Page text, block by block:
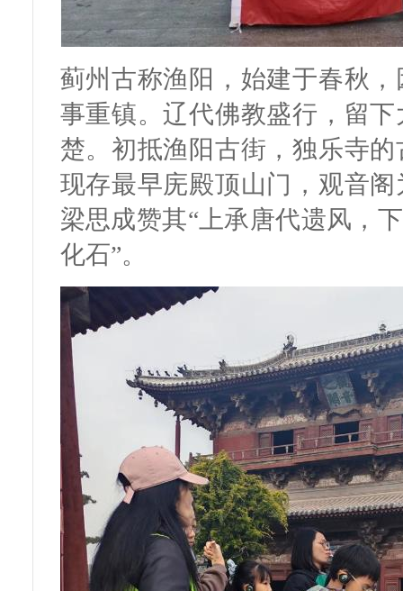
蓟州古称渔阳，始建于春秋
事重镇。辽代佛教盛行，留
楚。初抵渔阳古街，独乐寺
现存最早庑殿顶山门，观音
梁思成赞其“上承唐代遗风，
化石”。